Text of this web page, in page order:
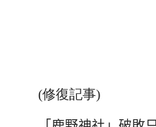
(修復記事)